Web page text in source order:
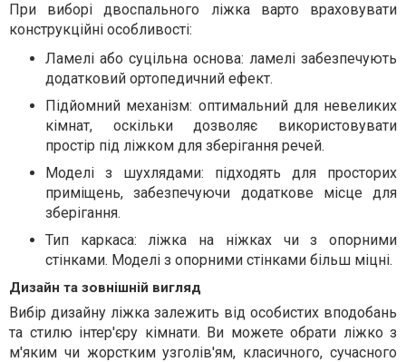
При виборі двоспального ліжка варто враховувати
конструкційні особливості:
Ламелі або суцільна основа: ламелі забезпечують
додатковий ортопедичний ефект.
Підйомний механізм: оптимальний для невеликих
кімнат, оскільки дозволяє використовувати
простір під ліжком для зберігання речей.
Моделі з шухлядами: підходять для просторих
приміщень, забезпечуючи додаткове місце для
зберігання.
Тип каркаса: ліжка на ніжках чи з опорними
стінками. Моделі з опорними стінками більш міцні.
Дизайн та зовнішній вигляд
Вибір дизайну ліжка залежить від особистих вподобань
та стилю інтер'єру кімнати. Ви можете обрати ліжко з
м'яким чи жорстким узголів'ям, класичного, сучасного